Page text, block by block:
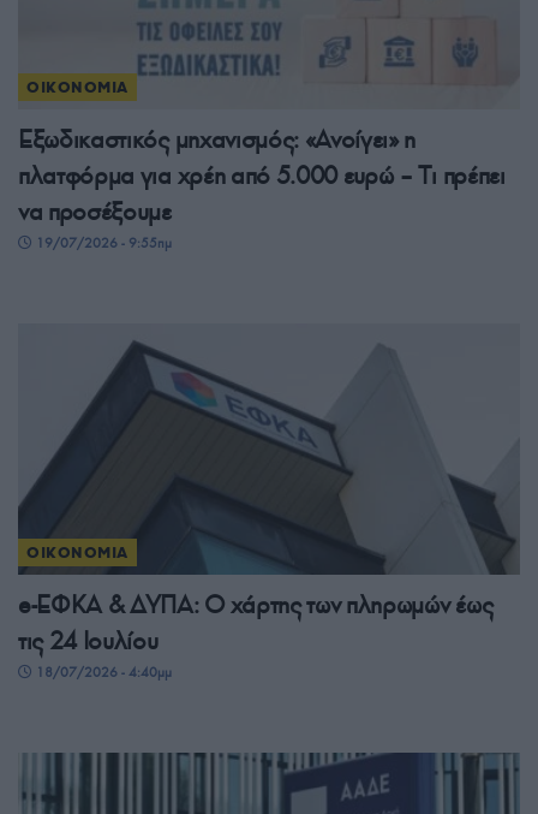
ΟΙΚΟΝΟΜΙΑ
Εξωδικαστικός μηχανισμός: «Ανοίγει» η
πλατφόρμα για χρέη από 5.000 ευρώ – Tι πρέπει
να προσέξουμε
19/07/2026 - 9:55πμ
ΟΙΚΟΝΟΜΙΑ
e-ΕΦΚΑ & ΔΥΠΑ: Ο χάρτης των πληρωμών έως
τις 24 Ιουλίου
18/07/2026 - 4:40μμ